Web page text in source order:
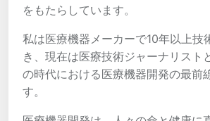
をもたらしています。
私は医療機器メーカーで10年以上技
き、現在は医療技術ジャーナリスト
の時代における医療機器開発の最前
す。